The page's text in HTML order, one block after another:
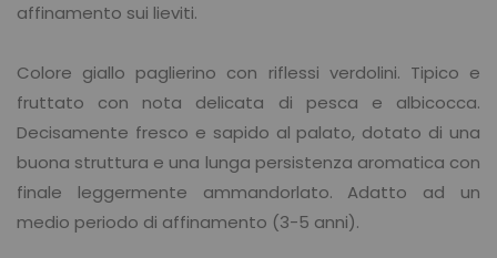
affinamento sui lieviti.
Colore giallo paglierino con riflessi verdolini. Tipico e
fruttato con nota delicata di pesca e albicocca.
Decisamente fresco e sapido al palato, dotato di una
buona struttura e una lunga persistenza aromatica con
finale leggermente ammandorlato. Adatto ad un
medio periodo di affinamento (3-5 anni).